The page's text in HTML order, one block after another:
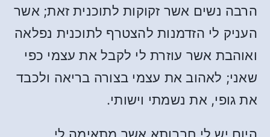
הרבה נשים אשר זקוקות לתוכנית זאת; אשר
העניק לי הזדמנות להצטרף לתוכנית נפלאה
ואוהבת אשר עוזרת לי לקבל את עצמי כפי
שאני; לאהוב את עצמי בצורה בריאה ולכבד
את גופי, את נשמתי וישותי.